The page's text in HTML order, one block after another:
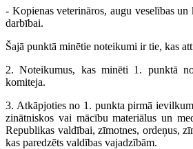
- Kopienas veterināros, augu veselības
darbībai.
Šajā punktā minētie noteikumi ir tie, kas
2. Noteikumus, kas minēti 1. punktā
komiteja.
3. Atkāpjoties no 1. punkta pirmā
zinātniskos vai mācību materiālus un
Republikas valdībai, zīmotnes, ordeņus,
kas paredzēts valdības vajadzībām.